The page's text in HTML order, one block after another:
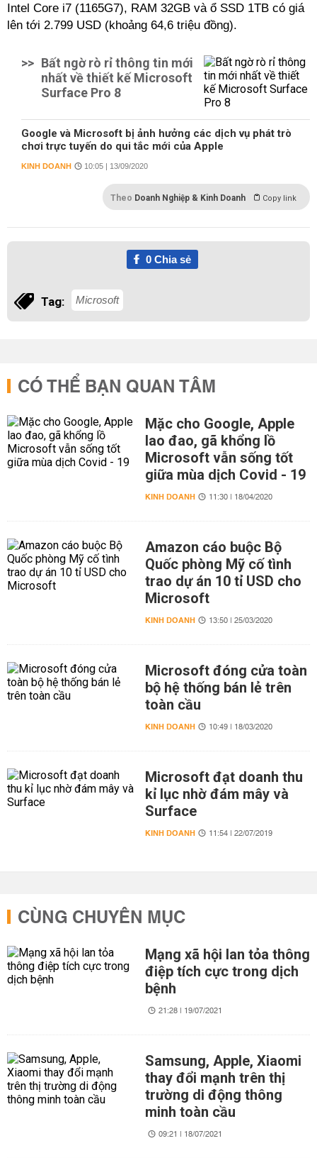
Intel Core i7 (1165G7), RAM 32GB và ổ SSD 1TB có giá
lên tới 2.799 USD (khoảng 64,6 triệu đồng).
>> Bất ngờ rò rỉ thông tin mới
nhất về thiết kế Microsoft
Surface Pro 8
Google và Microsoft bị ảnh hưởng các dịch vụ phát trò
chơi trực tuyến do qui tắc mới của Apple
KINH DOANH 10:05 | 13/09/2020
Theo Doanh Nghiệp & Kinh Doanh Copy link
0Chia sẻ
Tag: Microsoft
CÓ THỂ BẠN QUAN TÂM
Mặc cho Google, Apple
lao đao, gã khổng lồ
Microsoft vẫn sống tốt
giữa mùa dịch Covid - 19
KINH DOANH 11:30 | 18/04/2020
Amazon cáo buộc Bộ
Quốc phòng Mỹ cố tình
trao dự án 10 tỉ USD cho
Microsoft
KINH DOANH 13:50 | 25/03/2020
Microsoft đóng cửa toàn
bộ hệ thống bán lẻ trên
toàn cầu
KINH DOANH 10:49 | 18/03/2020
Microsoft đạt doanh thu
kỉ lục nhờ đám mây và
Surface
KINH DOANH 11:54 | 22/07/2019
CÙNG CHUYÊN MỤC
Mạng xã hội lan tỏa thông
điệp tích cực trong dịch
bệnh
21:28 | 19/07/2021
Samsung, Apple, Xiaomi
thay đổi mạnh trên thị
trường di động thông
minh toàn cầu
09:21 | 18/07/2021